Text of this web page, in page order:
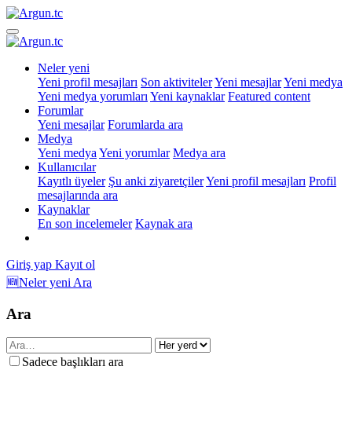
Neler yeni
Yeni profil mesajları Son aktivitelerYeni mesajlarYeni medya
Yeni medya yorumları Yeni kaynaklar Featured content
Forumlar
Yeni mesajlar Forumlarda ara
Medya
Yeni medya Yeni yorumlar Medya ara
Kullanıcılar
Kayıtlı üyeler Şu anki ziyaretçilerYeni profil mesajları Profil
mesajlarında ara
Kaynaklar
En son incelemeler Kaynak ara
Giriş yap Kayıt ol
🆕Neler yeni Ara
Ara
Sadece başlıkları ara